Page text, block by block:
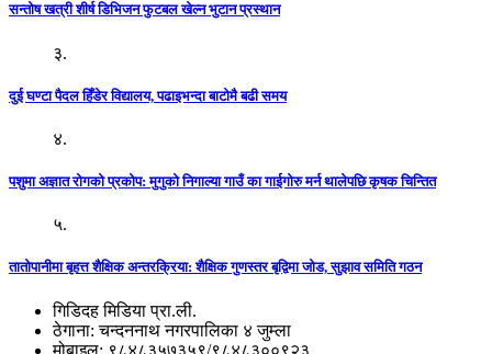
सन्तोष खत्री शीर्ष डिभिजन फुटबल खेल्न भुटान प्रस्थान
३.
दुई घण्टा पैदल हिँडेर विद्यालय, पढाइभन्दा बाटोमै बढी समय
४.
पशुमा अज्ञात रोगको प्रकोप: मुगुको निगाल्या गाउँ का गाईगोरु मर्न थालेपछि कृषक चिन्तित
५.
तातोपानीमा बृहत्त शैक्षिक अन्तरक्रिया: शैक्षिक गुणस्तर बृद्विमा जोड, सुझाव समिति गठन
गिडिदह मिडिया प्रा.ली.
ठेगाना: चन्दननाथ नगरपालिका ४ जुम्ला
मोबाइल: ९८४८३५७३५९/९८४८३००९२३